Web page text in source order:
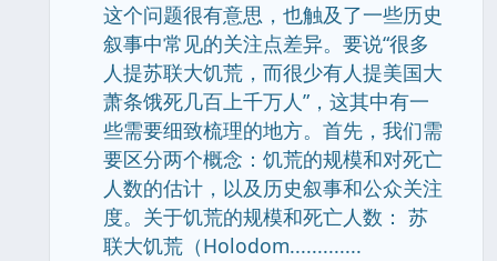
这个问题很有意思，也触及了一些历史
叙事中常见的关注点差异。要说“很多
人提苏联大饥荒，而很少有人提美国大
萧条饿死几百上千万人”，这其中有一
些需要细致梳理的地方。首先，我们需
要区分两个概念：饥荒的规模和对死亡
人数的估计，以及历史叙事和公众关注
度。关于饥荒的规模和死亡人数： 苏
联大饥荒（Holodom.............